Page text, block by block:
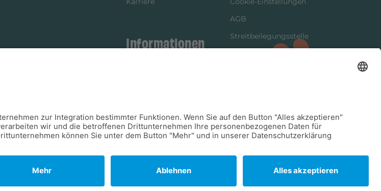
Informationen
Versandinformationen
AGB
Streitbeilegungsstelle